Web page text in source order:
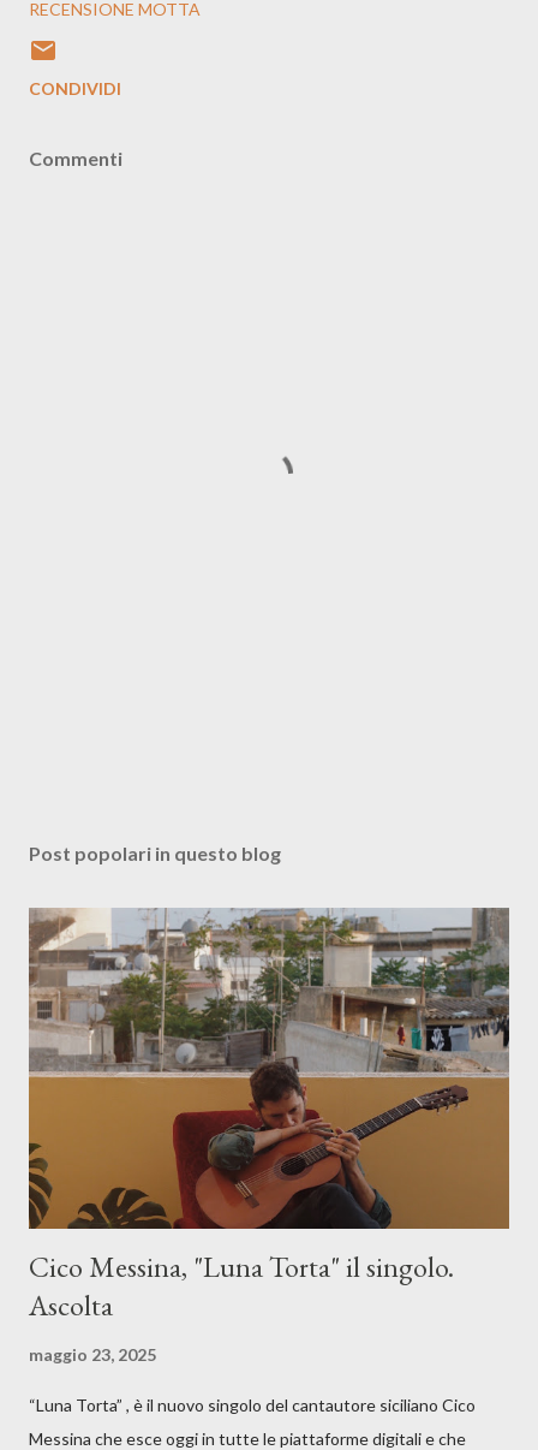
RECENSIONE MOTTA
CONDIVIDI
Commenti
Post popolari in questo blog
Cico Messina, "Luna Torta" il singolo.
Ascolta
maggio 23, 2025
“Luna Torta” , è il nuovo singolo del cantautore siciliano Cico
Messina che esce oggi in tutte le piattaforme digitali e che